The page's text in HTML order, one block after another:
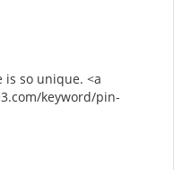
is so unique. <a
keyword/pin-